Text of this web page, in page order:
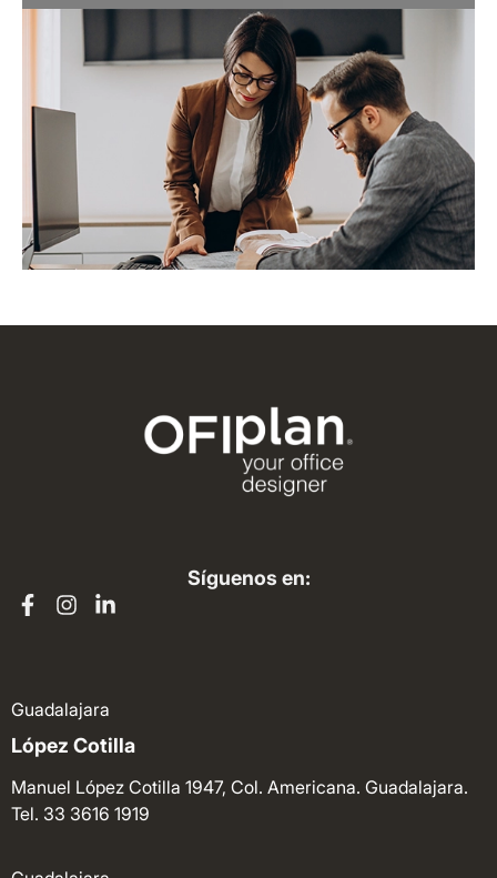
Síguenos en:
Guadalajara
López Cotilla
Manuel López Cotilla 1947, Col. Americana. Guadalajara.
Tel. 33 3616 1919